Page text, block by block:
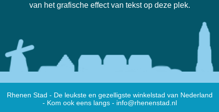
van het grafische effect van tekst op deze plek.
Rhenen Stad - De leukste en gezelligste winkelstad van Nederland
- Kom ook eens langs - info@rhenenstad.nl